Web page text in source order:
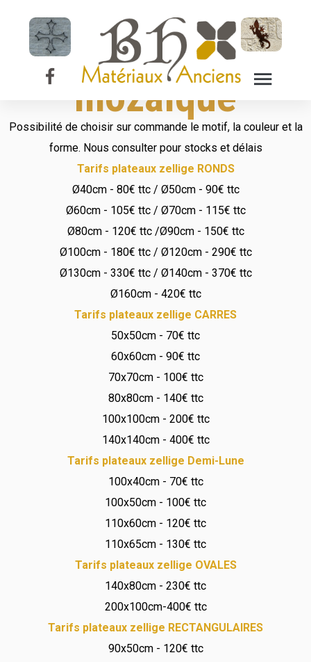
Plateau de table
en zellige -
mozaïque
Possibilité de choisir sur commande le motif, la couleur et la
forme. Nous consulter pour stocks et délais
Tarifs plateaux zellige RONDS
Ø40cm - 80€ ttc / Ø50cm - 90€ ttc
Ø60cm - 105€ ttc / Ø70cm - 115€ ttc
Ø80cm - 120€ ttc /Ø90cm - 150€ ttc
Ø100cm - 180€ ttc / Ø120cm - 290€ ttc
Ø130cm - 330€ ttc / Ø140cm - 370€ ttc
Ø160cm - 420€ ttc
Tarifs plateaux zellige CARRES
50x50cm - 70€ ttc
60x60cm - 90€ ttc
70x70cm - 100€ ttc
80x80cm - 140€ ttc
100x100cm - 200€ ttc
140x140cm - 400€ ttc
Tarifs plateaux zellige Demi-Lune
100x40cm - 70€ ttc
100x50cm - 100€ ttc
110x60cm - 120€ ttc
110x65cm - 130€ ttc
Tarifs plateaux zellige OVALES
140x80cm - 230€ ttc
200x100cm-400€ ttc
Tarifs plateaux zellige RECTANGULAIRES
90x50cm - 120€ ttc